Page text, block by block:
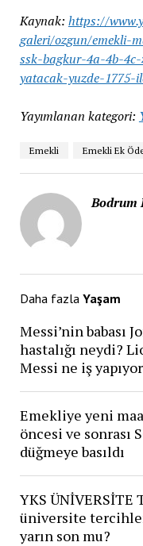
Kaynak: https://
galeri/ozgun/emekli-
ssk-bagkur-4a-4b-
yatacak-yuzde-1775-
Yayımlanan kategori:
Emekli Emekli Ek
Bodrum
Daha fazla Yaşam
Messi’nin babası
hastalığı neydi?
Messi ne iş
Emekliye yeni
öncesi ve sonrası
düğmeye basıldı
YKS ÜNİVERSİTE
üniversite
yarın son mu?